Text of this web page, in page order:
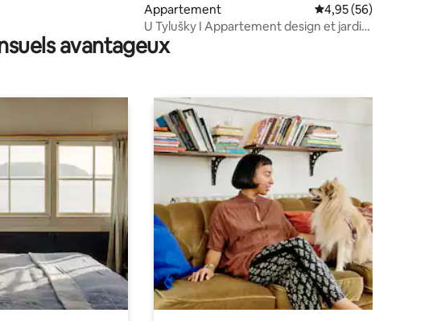
Appartement Évaluation moyenne
4,95 (56)
U Tylušky I Appartement design et jardin
| 4+1 personnes
avantageux